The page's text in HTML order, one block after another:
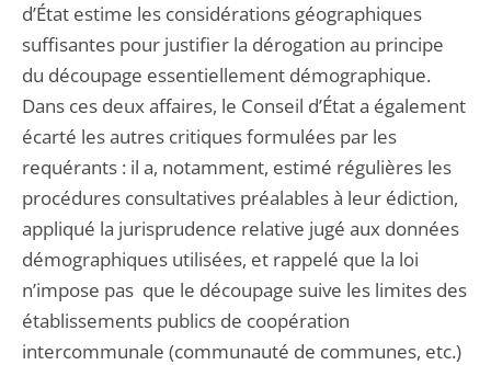
d’État estime les considérations géographiques
suffisantes pour justifier la dérogation au principe
du découpage essentiellement démographique.
Dans ces deux affaires, le Conseil d’État a également
écarté les autres critiques formulées par les
requérants : il a, notamment, estimé régulières les
procédures consultatives préalables à leur édiction,
appliqué la jurisprudence relative jugé aux données
démographiques utilisées, et rappelé que la loi
n’impose pas que le découpage suive les limites des
établissements publics de coopération
intercommunale (communauté de communes, etc.)